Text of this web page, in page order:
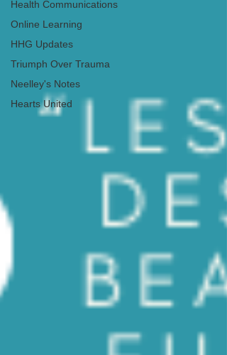
Health Communications
Online Learning
HHG Updates
Triumph Over Trauma
Neelley's Notes
Hearts United